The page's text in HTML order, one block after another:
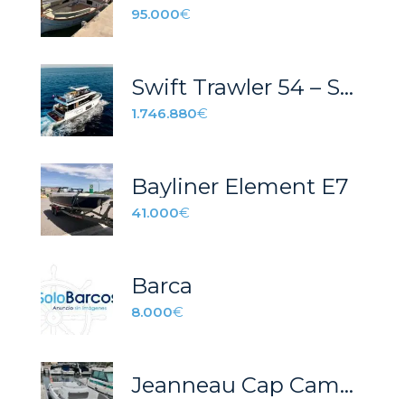
95.000€
Swift Trawler 54 – STOCK
1.746.880€
Bayliner Element E7
41.000€
Barca
8.000€
Jeanneau Cap Camarat 6.5 CC – REF 025P